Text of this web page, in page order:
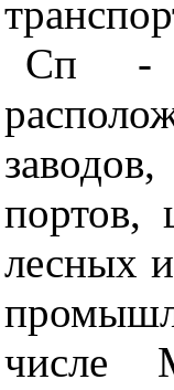
Сп -
портов,
лесных
числе